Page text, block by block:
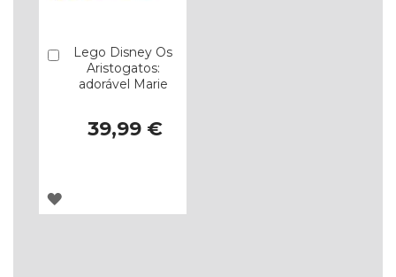
Lego Disney Os
Aristogatos:
adorável Marie
39,99 €
Comprar
ADICIONAR